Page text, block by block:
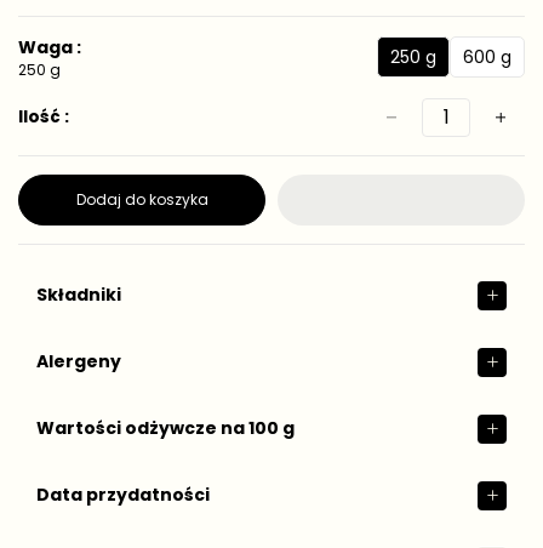
j
d
n
s
k
w
a
n
a
r
g
l
a
r
n
a
Waga :
250 g
2
250 g
6
0
600 g
Ilość :
Dodaj do koszyka
Składniki
Alergeny
Wartości odżywcze na 100 g
Data przydatności